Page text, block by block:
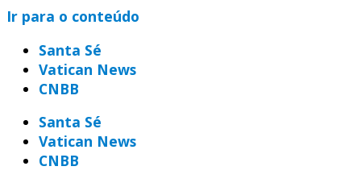
Ir para o conteúdo
Santa Sé
Vatican News
CNBB
Santa Sé
Vatican News
CNBB